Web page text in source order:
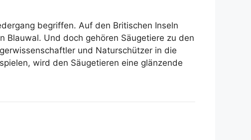
begriffen. Auf den Britischen Inseln
Blauwal. Und doch gehören Säugetiere zu den
und Naturschützer in die
wird den Säugetieren eine glänzende